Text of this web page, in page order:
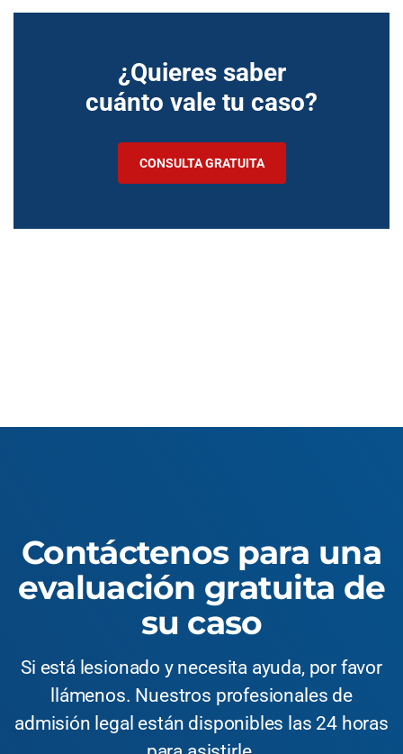
¿Quieres saber
cuánto vale tu caso?
CONSULTA GRATUITA
Contáctenos para una
evaluación gratuita de
su caso
Si está lesionado y necesita ayuda, por favor
llámenos. Nuestros profesionales de
admisión legal están disponibles las 24 horas